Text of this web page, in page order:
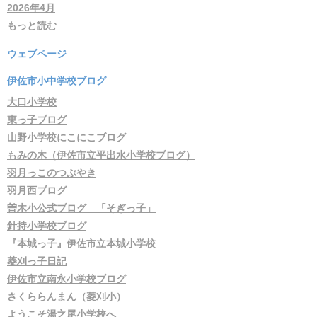
2026年4月
もっと読む
ウェブページ
伊佐市小中学校ブログ
大口小学校
東っ子ブログ
山野小学校にこにこブログ
もみの木（伊佐市立平出水小学校ブログ）
羽月っこのつぶやき
羽月西ブログ
曽木小公式ブログ 「そぎっ子」
針持小学校ブログ
『本城っ子』伊佐市立本城小学校
菱刈っ子日記
伊佐市立南永小学校ブログ
さくららんまん（菱刈小）
ようこそ湯之尾小学校へ